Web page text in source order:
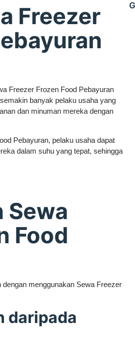
Freezer
Freezer Frozen Food Pebayuran
banyak pelaku usaha yang
dan minuman mereka dengan
Pebayuran, pelaku usaha dapat
dalam suhu yang tepat, sehingga
Sewa
Food
menggunakan Sewa Freezer
daripada